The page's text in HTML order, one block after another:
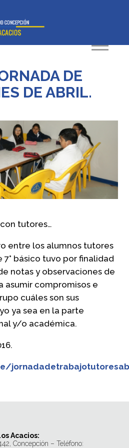
DE
DE ABRIL.
tutores…
entre los alumnos tutores
7° básico tuvo por finalidad
notas y observaciones de
asumir compromisos e
cuáles son sus
ya sea en la parte
y/o académica.
Acacios:
Concepción – Teléfono: